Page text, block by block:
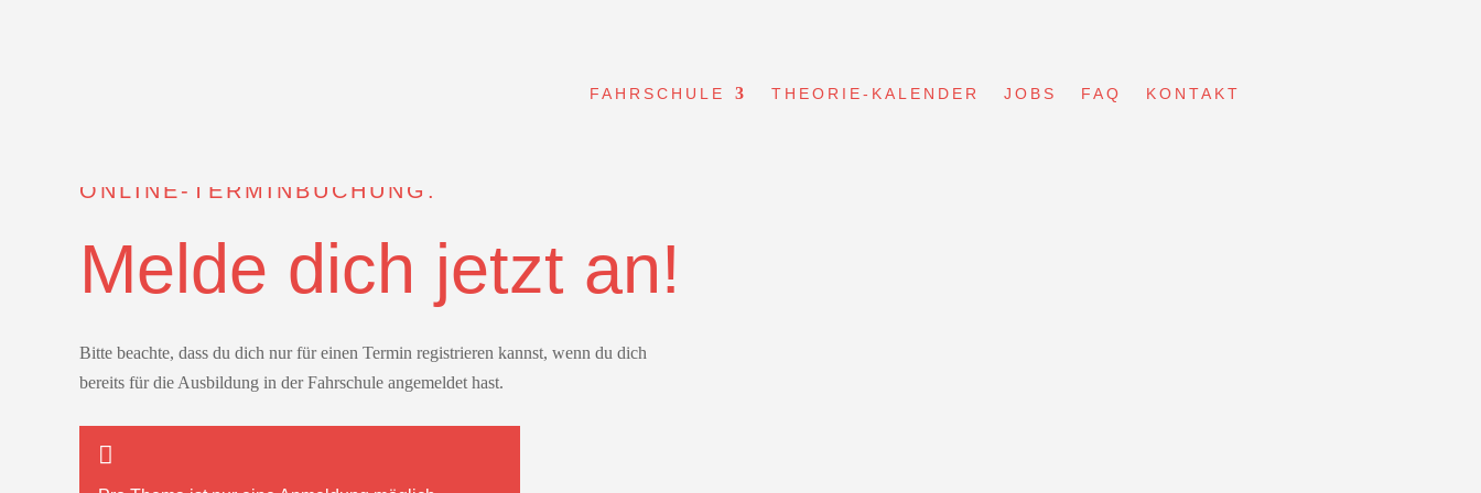
FAHRSCHULE THEORIE-KALENDER JOBS FAQ KONTAKT
ONLINE-TERMINBUCHUNG.
Melde dich jetzt an!
Bitte beachte, dass du dich nur für einen Termin registrieren kannst, wenn du dich
bereits für die Ausbildung in der Fahrschule angemeldet hast.